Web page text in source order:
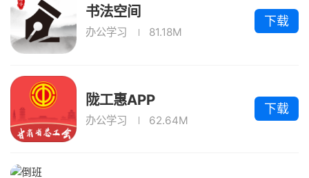
书法空间
办公学习 81.18M
下载
陇工惠APP
办公学习 62.64M
下载